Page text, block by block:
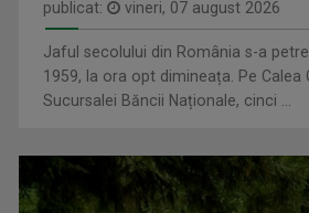
Luni-vineri, ora 11:00
publicat: vineri, 07 august 2026
Jaful secolului din România s-a
1959, la ora opt dimineața. Pe Calea
Sucursalei Băncii Naționale, cinci ...